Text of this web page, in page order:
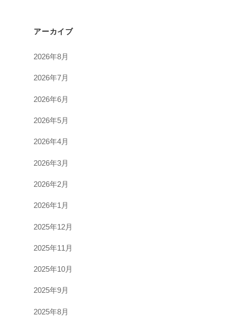
アーカイブ
2026年8月
2026年7月
2026年6月
2026年5月
2026年4月
2026年3月
2026年2月
2026年1月
2025年12月
2025年11月
2025年10月
2025年9月
2025年8月